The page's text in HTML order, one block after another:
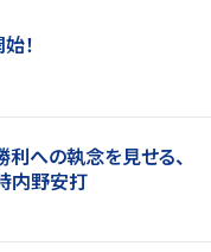
！
への執念を見せる、
内野安打